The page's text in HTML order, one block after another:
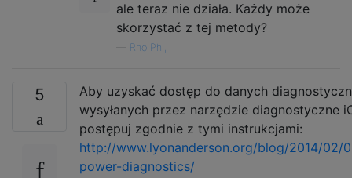
ale teraz nie działa. Każdy może
skorzystać z tej metody?
Rho Phi,
5
Aby uzyskać dostęp do danych
wysyłanych przez narzędzie diagnostyczne
postępuj zgodnie z tymi instrukcjami:
http://www.lyonanderson.org/blog/2014/02/
power-diagnostics/